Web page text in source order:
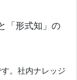
「形式知」の
。社内ナレッジ